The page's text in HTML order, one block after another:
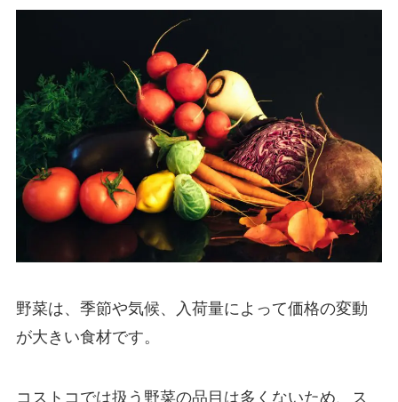
野菜は、季節や気候、入荷量によって価格の変動
が大きい食材です。
コストコでは扱う野菜の品目は多くないため、ス